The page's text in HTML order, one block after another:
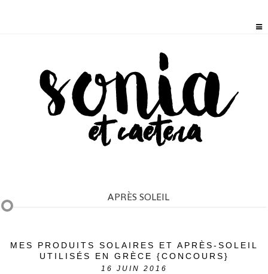
APRÈS SOLEIL
MES PRODUITS SOLAIRES ET APRÈS-SOLEIL
UTILISÉS EN GRÈCE {CONCOURS}
16 JUIN 2016